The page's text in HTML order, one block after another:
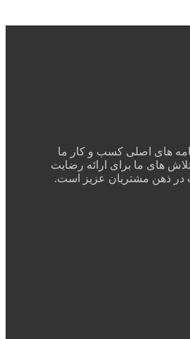
های اصلی کسب و کار ما
های ما برای ارائه رضایت
در ذهن مشتریان عزیز است.